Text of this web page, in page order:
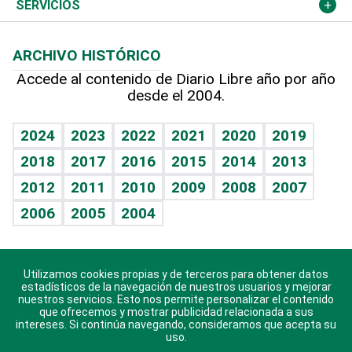
Hablando con el pediatra
Vida y familia
Eñe
Celebrando la vida
Sin complejos
En pocas palabras
Escuchando al corazón
Economía Personal
Línea de hit
TBT Deportivo
Columnistas
Más firmas
Cambio climático
Opinión
Hecho en casa
Guía del dinero
SERVICIOS
Cumpleaños
Horóscopos
Crucigramas
ARCHIVO HISTÓRICO
Accede al contenido de Diario Libre año por año
desde el 2004.
2024 2023 2022 2021 2020
2019
2018
2017 2016 2015 2014
2013
2012
2011 2010 2009 2008
2007
2006
2005 2004
Descarga nuestras aplicaciones para Android, iOS y
sistema Huawei.
Utilizamos cookies propias y de terceros para obtener datos
estadísticos de la navegación de nuestros usuarios y mejorar
nuestros servicios. Esto nos permite personalizar el contenido
que ofrecemos y mostrar publicidad relacionada a sus
intereses. Si continúa navegando, consideramos que acepta su
uso.